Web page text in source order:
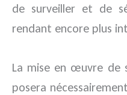
de surveiller et de
rendant encore plus
La mise en œuvre de
posera